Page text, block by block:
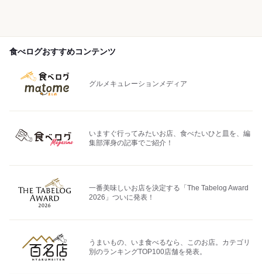
食べログおすすめコンテンツ
グルメキュレーションメディア
いますぐ行ってみたいお店、食べたいひと皿を、編
集部渾身の記事でご紹介！
一番美味しいお店を決定する「The Tabelog Award
2026」ついに発表！
うまいもの、いま食べるなら、このお店。カテゴリ
別のランキングTOP100店舗を発表。